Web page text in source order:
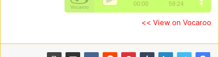
View on Vocaroo >>